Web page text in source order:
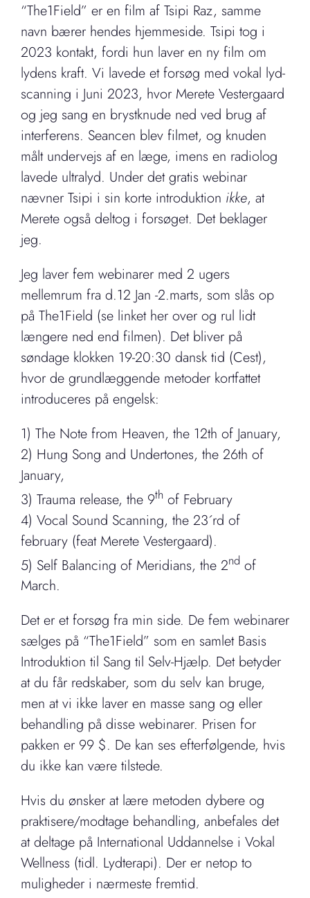
“The1Field” er en film af Tsipi Raz, samme
navn bærer hendes hjemmeside. Tsipi tog i
2023 kontakt, fordi hun laver en ny film om
lydens kraft. Vi lavede et forsøg med vokal lyd-
scanning i Juni 2023, hvor Merete Vestergaard
og jeg sang en brystknude ned ved brug af
interferens. Seancen blev filmet, og knuden
målt undervejs af en læge, imens en radiolog
lavede ultralyd. Under det gratis webinar
nævner Tsipi i sin korte introduktion ikke, at
Merete også deltog i forsøget. Det beklager
jeg.
Jeg laver fem webinarer med 2 ugers
mellemrum fra d.12 Jan -2.marts, som slås op
på The1Field (se linket her over og rul lidt
længere ned end filmen). Det bliver på
søndage klokken 19-20:30 dansk tid (Cest),
hvor de grundlæggende metoder kortfattet
introduceres på engelsk:
1) The Note from Heaven, the 12th of January,
2) Hung Song and Undertones, the 26th of
January,
3) Trauma release, the 9th of February
4) Vocal Sound Scanning, the 23´rd of
february (feat Merete Vestergaard).
5) Self Balancing of Meridians, the 2nd of
March.
Det er et forsøg fra min side. De fem webinarer
sælges på “The1Field” som en samlet Basis
Introduktion til Sang til Selv-Hjælp. Det betyder
at du får redskaber, som du selv kan bruge,
men at vi ikke laver en masse sang og eller
behandling på disse webinarer. Prisen for
pakken er 99 $. De kan ses efterfølgende, hvis
du ikke kan være tilstede.
Hvis du ønsker at lære metoden dybere og
praktisere/modtage behandling, anbefales det
at deltage på International Uddannelse i Vokal
Wellness (tidl. Lydterapi). Der er netop to
muligheder i nærmeste fremtid.